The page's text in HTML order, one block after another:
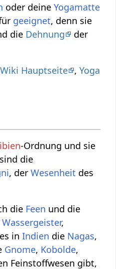
oder deineYogamatte
geeignet, denn sie
die Dehnung
der
Hauptseite ,Yoga
-Ordnung und sie
die
, derWesenheit des
die Feen und die
Wassergeister,
inIndien die Nagas,
Gnome, Kobolde,
Feinstoffwesen gibt,